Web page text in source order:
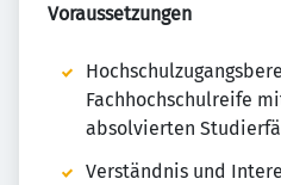
Voraussetzungen
Fachhochschulreife
absolvierten
Verständnis und